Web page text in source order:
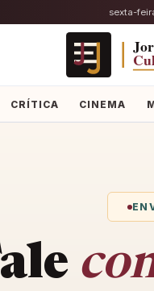
sexta-
CRÍTICA CINEMA